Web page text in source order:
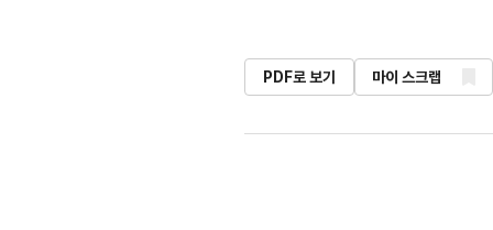
PDF로 보기 마이 스크랩